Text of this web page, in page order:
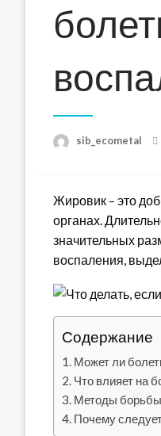
sib_ecometal
Жировик – это
органах.
значительных
воспаления,
Содержание
Может ли
Что влияет на
Методы
Почему